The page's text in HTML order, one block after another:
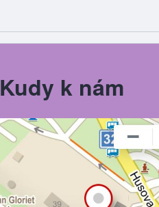
Kudy k nám